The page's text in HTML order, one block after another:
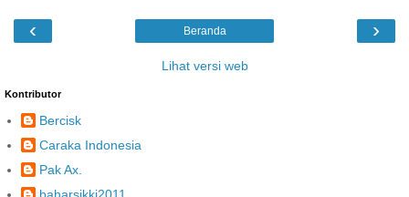
‹ ›
Beranda
Lihat versi web
Kontributor
Bercisk
Caraka Indonesia
Pak Ax.